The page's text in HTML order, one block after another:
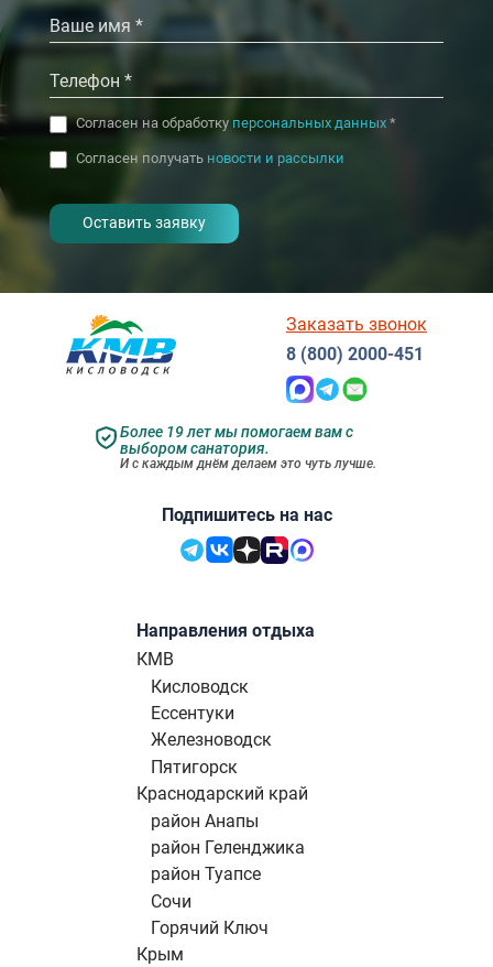
‹ ›
‹ ›
Согласен на обработку персональных данных*
Согласен получать новости и рассылки
Подпишитесь на нас
Более 19 лет мы помогаем вам с
выбором санатория.
И с каждым днём делаем это чуть лучше.
Заказать звонок
8 (800) 2000-451
Направления отдыха
КМВ
Кисловодск
Ессентуки
Железноводск
Пятигорск
Краснодарский край
район Анапы
район Геленджика
район Туапсе
Сочи
Горячий Ключ
Крым